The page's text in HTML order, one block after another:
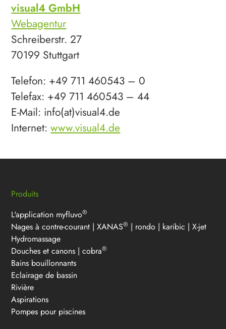
visual4 GmbH
Webagentur
Schreiberstr. 27
70199 Stuttgart
Telefon: +49 711 460543 – 0
Telefax: +49 711 460543 – 44
E-Mail: info(at)visual4.de
Internet:www.visual4.de
Produits
L'application myfluvo®
Nages à contre-courant |XANAS® | rondo | karibic |X-jet
Hydromassage
Douches et canons |cobra®
Bains bouillonnants
Eclairage de bassin
Rivière
Aspirations
Pompes pour piscines